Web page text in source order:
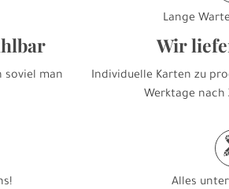
soviel man
Lange
Wir
Individuelle Karten zu
Werktage nach
Alles